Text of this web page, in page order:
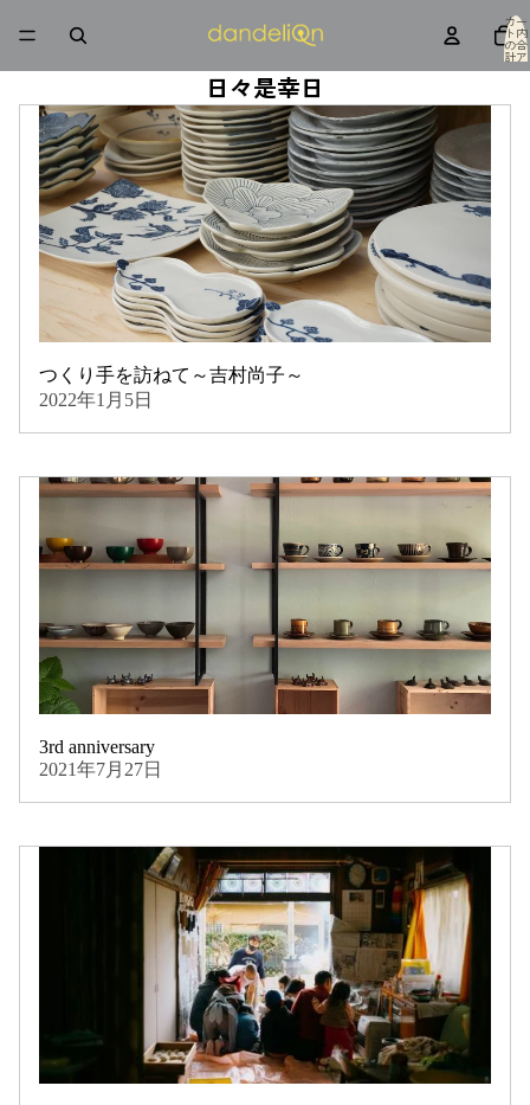
カー
ト内
の合
計ア
イテ
日々是幸日
つくり手を訪ねて～吉村尚子～
2022年1月5日
3rd anniversary
2021年7月27日